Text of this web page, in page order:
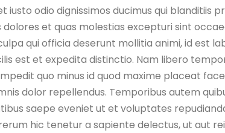
iusto odio dignissimos ducimus qui blanditiis
et quas molestias excepturi sint
qui officia deserunt mollitia animi, id est
est et expedita distinctio. Nam libero
quo minus id quod maxime placeat
dolor repellendus. Temporibus autem
saepe eveniet ut et voluptates
hic tenetur a sapiente delectus, ut aut